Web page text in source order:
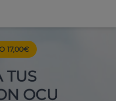
17,00€
TUS
OCU